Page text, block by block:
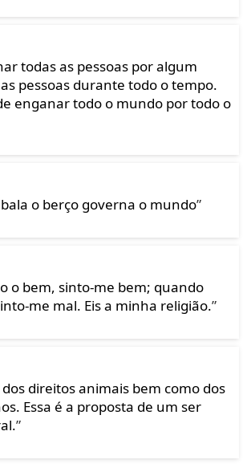
todas as pessoas por algum
pessoas durante todo o tempo.
enganar todo o mundo por todo o
o berço governa o mundo”
o bem, sinto-me bem; quando
me mal. Eis a minha religião.”
direitos animais bem como dos
Essa é a proposta de um ser
”